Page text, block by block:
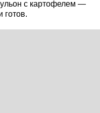
с картофелем —
готов.